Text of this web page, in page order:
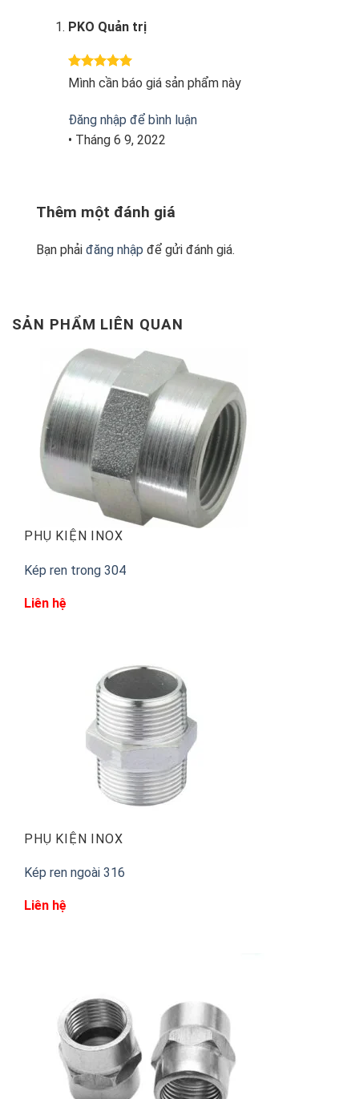
PKO Quản trị
Được xếp
Mình cần báo giá sản phẩm này
Đăng nhập để bình luận
• Tháng 6 9, 2022
Thêm một đánh giá
Bạn phải đăng nhập để gửi đánh giá.
SẢN PHẨM LIÊN QUAN
PHỤ KIỆN INOX
Kép ren trong 304
Liên hệ
PHỤ KIỆN INOX
Kép ren ngoài 316
Liên hệ